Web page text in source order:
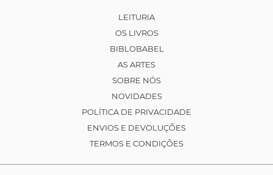
LEITURIA
OS LIVROS
BIBLOBABEL
AS ARTES
SOBRE NÓS
NOVIDADES
POLÍTICA DE PRIVACIDADE
ENVIOS E DEVOLUÇÕES
TERMOS E CONDIÇÕES